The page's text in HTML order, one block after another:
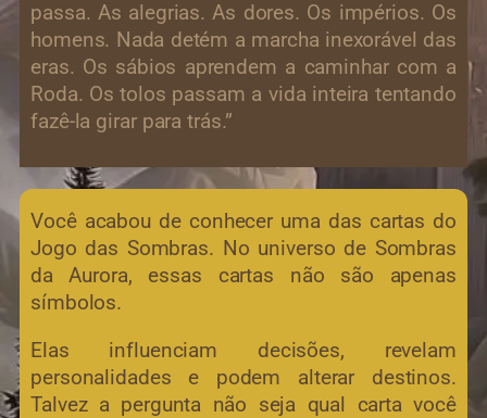
passa. As alegrias. As dores. Os impérios. Os
homens. Nada detém a marcha inexorável das
eras. Os sábios aprendem a caminhar com a
Roda. Os tolos passam a vida inteira tentando
fazê-la girar para trás.”
Você acabou de conhecer uma das cartas do
Jogo das Sombras. No universo de Sombras
da Aurora, essas cartas não são apenas
símbolos.
Elas influenciam decisões, revelam
personalidades e podem alterar destinos.
Talvez a pergunta não seja qual carta você